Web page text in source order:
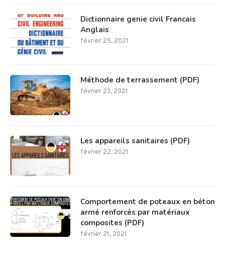
Dictionnaire genie civil Francais
Anglais
février 25, 2021
Méthode de terrassement (PDF)
février 23, 2021
Les appareils sanitaires (PDF)
février 22, 2021
Comportement de poteaux en béton
armé renforcés par matériaux
composites (PDF)
février 21, 2021